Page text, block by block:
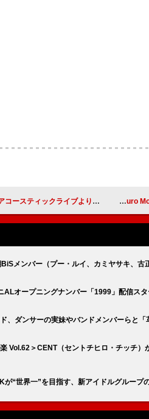
イブより「ナイトオンザプラネット」映像公開 フェイド
メンバー（プー・ルイ、カミヤサキ、
ALオープニングナンバー「1999」配信ス
、ダンサーの実妹やバンドメンバーらと
Vol.62＞CENT（セントチヒロ・チッチ
が“世界一”を目指す、新アイドルグループ